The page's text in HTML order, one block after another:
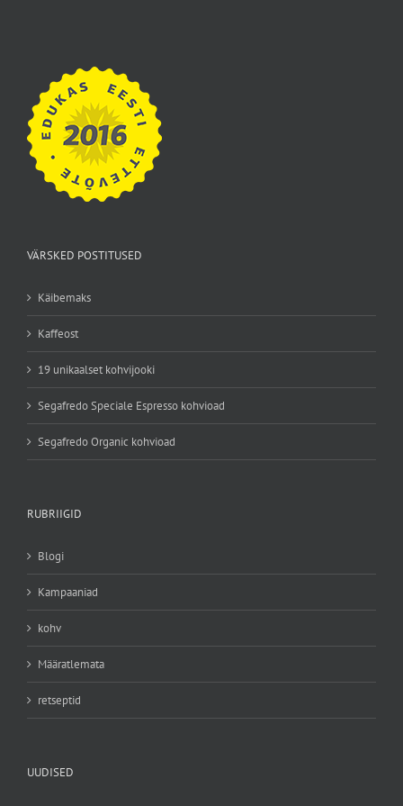
VÄRSKED POSTITUSED
Käibemaks
Kaffeost
19 unikaalset kohvijooki
Segafredo Speciale Espresso kohvioad
Segafredo Organic kohvioad
RUBRIIGID
Blogi
Kampaaniad
kohv
Määratlemata
retseptid
UUDISED